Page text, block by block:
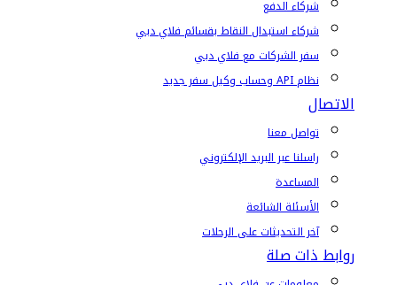
شركاء الدفع
شركاء استبدال النقاط بقسائم فلاي دبي
سفر الشركات مع فلاي دبي
نظام API وحساب وكيل سفر جديد
الاتصال
تواصل معنا
راسلنا عبر البريد الإلكتروني
المساعدة
الأسئلة الشائعة
آخر التحديثات على الرحلات
روابط ذات صلة